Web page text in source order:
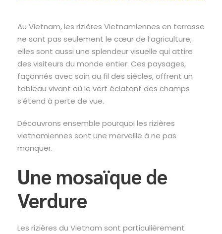
Au Vietnam, les rizières Vietnamiennes en terrasse
ne sont pas seulement le cœur de l’agriculture,
elles sont aussi une splendeur visuelle qui attire
des visiteurs du monde entier. Ces paysages,
façonnés avec soin au fil des siècles, offrent un
tableau vivant où le vert éclatant des champs
s’étend à perte de vue.
Découvrons ensemble pourquoi les rizières
vietnamiennes sont une merveille à ne pas
manquer.
Une mosaïque de
Verdure
Les rizières du Vietnam sont particulièrement